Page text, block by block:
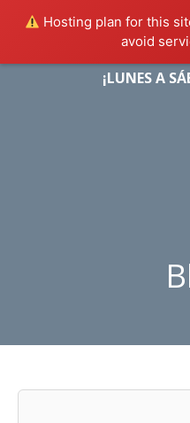
Hosting plan for this
avoid
¡LUNES A